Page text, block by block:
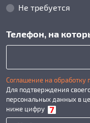
Не требуется
Телефон, на
Соглашение на
Для подтверждения
персональных данных в
ниже цифру